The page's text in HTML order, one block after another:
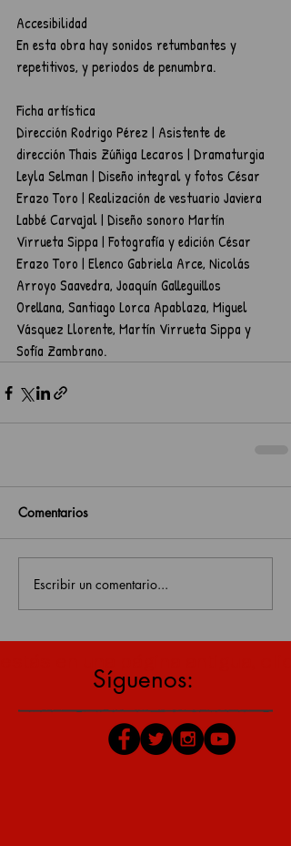
Accesibilidad
En esta obra hay sonidos retumbantes y
repetitivos, y periodos de penumbra.
Ficha artística
Dirección Rodrigo Pérez | Asistente de
dirección Thais Zúñiga Lecaros | Dramaturgia
Leyla Selman | Diseño integral y fotos César
Erazo Toro | Realización de vestuario Javiera
Labbé Carvajal | Diseño sonoro Martín
Virrueta Sippa | Fotografía y edición César
Erazo Toro | Elenco Gabriela Arce, Nicolás
Arroyo Saavedra, Joaquín Galleguillos
Orellana, Santiago Lorca Apablaza, Miguel
Vásquez Llorente, Martín Virrueta Sippa y
Sofía Zambrano.
Comentarios
Escribir un comentario...
Síguenos: